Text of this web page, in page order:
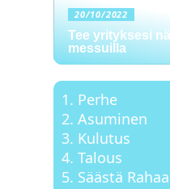
20/10/2022
Tee yrityksesi
messuilla
Perhe
Asuminen
Kulutus
Talous
Säästä Rahaa